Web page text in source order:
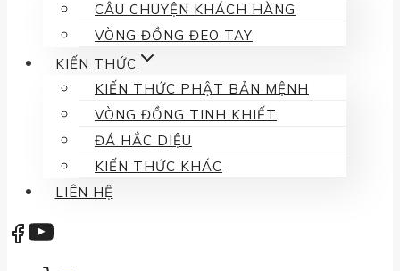
CÂU CHUYỆN KHÁCH HÀNG
VÒNG ĐỒNG ĐEO TAY
KIẾN THỨC
KIẾN THỨC PHẬT BẢN MỆNH
VÒNG ĐỒNG TINH KHIẾT
ĐÁ HẮC DIỆU
KIẾN THỨC KHÁC
LIÊN HỆ